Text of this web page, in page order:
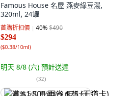
Famous House 名屋 燕麥綠豆湯,
320ml, 24罐
首購折扣價 40%$490
$294
($0.38/10ml)
明天 8/8 (六) 預計送達
(32)
满 $1,500 再省 $75 (王道卡)